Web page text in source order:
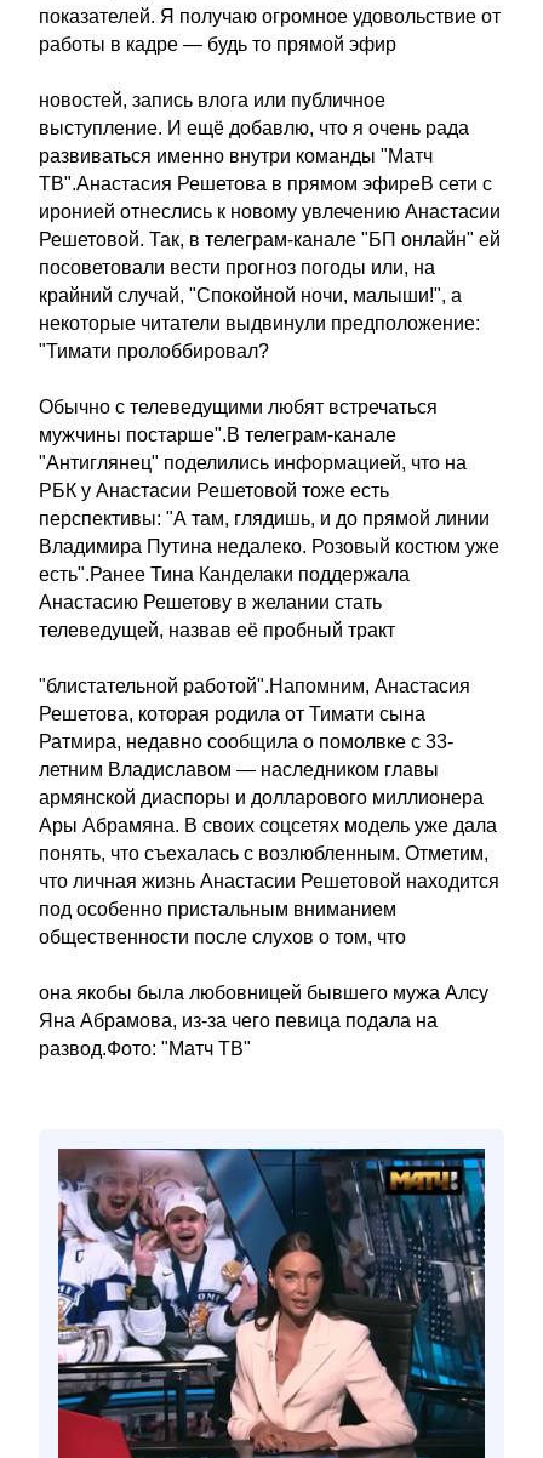
показателей. Я получаю огромное удовольствие от
работы в кадре — будь то прямой эфир
новостей, запись влога или публичное
выступление. И ещё добавлю, что я очень рада
развиваться именно внутри команды "Матч
ТВ".Анастасия Решетова в прямом эфиреВ сети с
иронией отнеслись к новому увлечению Анастасии
Решетовой. Так, в телеграм-канале "БП онлайн" ей
посоветовали вести прогноз погоды или, на
крайний случай, "Спокойной ночи, малыши!", а
некоторые читатели выдвинули предположение:
"Тимати пролоббировал?
Обычно с телеведущими любят встречаться
мужчины постарше".В телеграм-канале
"Антиглянец" поделились информацией, что на
РБК у Анастасии Решетовой тоже есть
перспективы: "А там, глядишь, и до прямой линии
Владимира Путина недалеко. Розовый костюм уже
есть".Ранее Тина Канделаки поддержала
Анастасию Решетову в желании стать
телеведущей, назвав её пробный тракт
"блистательной работой".Напомним, Анастасия
Решетова, которая родила от Тимати сына
Ратмира, недавно сообщила о помолвке с 33-
летним Владиславом — наследником главы
армянской диаспоры и долларового миллионера
Ары Абрамяна. В своих соцсетях модель уже дала
понять, что съехалась с возлюбленным. Отметим,
что личная жизнь Анастасии Решетовой находится
под особенно пристальным вниманием
общественности после слухов о том, что
она якобы была любовницей бывшего мужа Алсу
Яна Абрамова, из-за чего певица подала на
развод.Фото: "Матч ТВ"